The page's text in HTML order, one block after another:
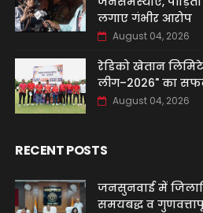
लगाए गंभीर आरोप
August 04, 2026
रेडिको खेतान
लीग–2026" का
August 04, 2026
RECENT POSTS
जनसुनवाई में
समयबद्ध व